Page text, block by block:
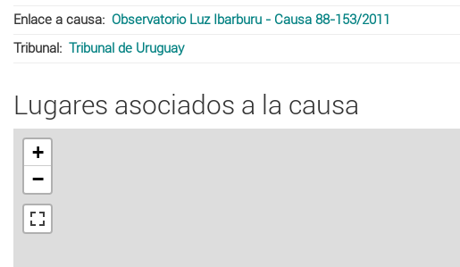
Enlace a causa
Observatorio Luz Ibarburu - Causa 88-153/2011
Tribunal
Tribunal de Uruguay
Lugares asociados a la causa
+
−